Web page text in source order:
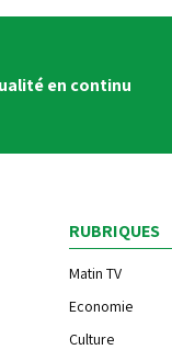
en continu
RUBRIQUES
Matin TV
Economie
Culture